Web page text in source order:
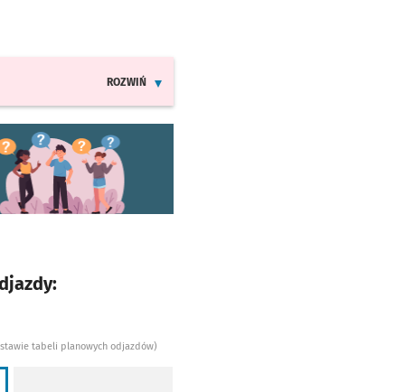
ROZWIŃ
się w nowej karcie
tabeli planowych odjazdów)